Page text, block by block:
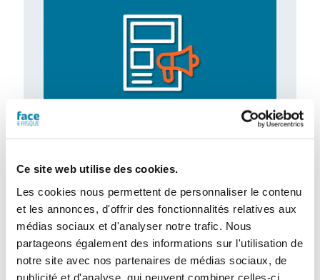
Ce site web utilise des cookies.
Les cookies nous permettent de personnaliser le contenu
et les annonces, d'offrir des fonctionnalités relatives aux
médias sociaux et d'analyser notre trafic. Nous
partageons également des informations sur l'utilisation de
notre site avec nos partenaires de médias sociaux, de
publicité et d'analyse, qui peuvent combiner celles-ci
Traitement des déchets liquides en ICPE :
ce que change l’arrêté du 16 juillet 2026
L'arrêté du 16 juillet 2026, relatif au
traitement des déchets liquides dans
certaines installations relevant des
rubriques 2790 (traitement…